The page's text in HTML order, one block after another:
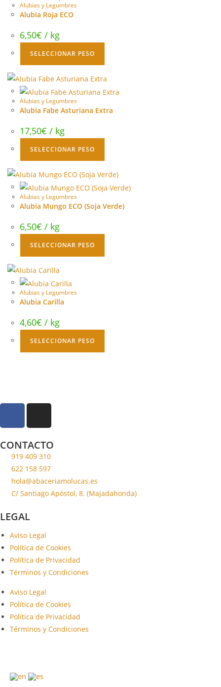
Alubias y Legumbres
Alubia Roja ECO
6,50€ / kg
SELECCIONAR PESO
Alubias y Legumbres
Alubia Fabe Asturiana Extra
17,50€ / kg
SELECCIONAR PESO
Alubias y Legumbres
Alubia Mungo ECO (Soja Verde)
6,50€ / kg
SELECCIONAR PESO
Alubias y Legumbres
Alubia Carilla
4,60€ / kg
SELECCIONAR PESO
CONTACTO
919 409 310
622 158 597
hola@abaceriamolucas.es
C/ Santiago Apóstol, 8. (Majadahonda)
LEGAL
Aviso Legal
Política de Cookies
Política de Privacidad
Términos y Condiciones
Aviso Legal
Política de Cookies
Política de Privacidad
Términos y Condiciones